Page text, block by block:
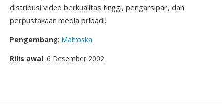
distribusi video berkualitas tinggi, pengarsipan, dan
perpustakaan media pribadi.
Pengembang: Matroska
Rilis awal: 6 Desember 2002